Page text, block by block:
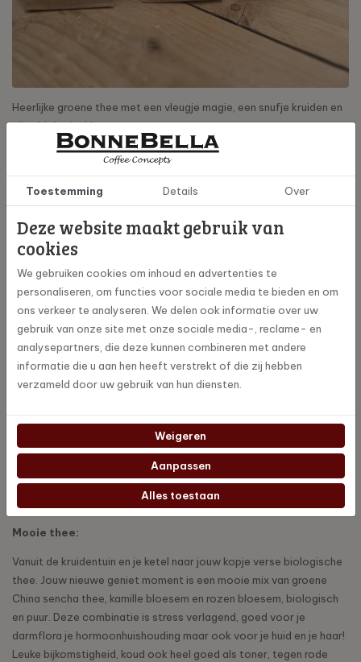
Heerlijke groene thee met een vleugje magie, een snufje kruiden en
alles biologisch!
Met dit triopack bestaande uit een zakje magische Ochtendthee à
prachtige Mooie Thee à 75 gram. Bestaande uit diverse kruiden
aangevuld met heerlijke hoogwaardige groene thee. Alles
biologisch en verpakt in een gerecycled zakje.
Ochtendthee:
Een heerlijke mix van biologische groene thee, met kurkuma,
gember, nanamunt en citroenmelisse.
Deze kruidencombinatie helpt om wakker te worden, verfrist, is
goed voor je vochthuishouding, nieren lever en blaas. Heerlijk met
honing, maar ook als ijsthee.
Een ontspannende mix van Biologische groene thee, met steranijs,
valeriaanwortel, sint-janskruid, lavendel en kamille. Een thee waar
je rustig en rozig van wordt, zodat je lekker kan slapen en
ontspannen naar bed gaat. Lekker met een beetje honing! LET OP:
Niet gebruiken met antidepressiva.
Mooie thee:
Vanuit de kruidentuin en je ketel naar jouw kopje verse biologische
thee. Jouw nieuwe geniet moment is een mooie mix van groene
China sencha thee, kamille bloesem en rozen bloesem, biologisch
en puur. Deze combinatie is stress verlagend, goed voor je
darmflora je hormoonhuishouding maar ook voor je huid en je haar!
Leuke bijkomstigheid, koud ook heel goed als toner, tegen rode
Toestemming Details Over
Deze website maakt gebruik van
cookies
We gebruiken cookies om inhoud en advertenties te
personaliseren, om functies voor sociale media te bieden en om
ons verkeer te analyseren. We delen ook informatie over uw
gebruik van onze site met onze sociale media-, reclame- en
analysepartners, die deze kunnen combineren met andere
informatie die u aan hen heeft verstrekt of die zij hebben
verzameld door uw gebruik van hun diensten.
Weigeren
Aanpassen
Alles toestaan